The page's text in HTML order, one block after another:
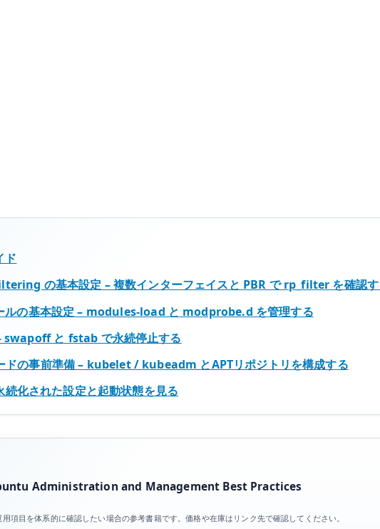
タ
ド
の基本設定 – 複数インターフェイスと PBR で rp_filter を確認
の基本設定 – modules-load と modprobe.d を管理する
と fstab で永続停止する
の事前準備 – kubelet / kubeadm とAPTリポジトリを構成する
化された設定と起動状態を見る
Administration and Management Best Practices
項目を体系的に確認したい場合の参考書籍です。価格や在庫はリンク先で確認してください。